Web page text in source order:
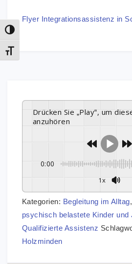
Umschalten auf hohe Kontraste
Schrift vergrößern
Drücken Sie „Play“, um diesen Inhalt
anzuhören
0:00
1x
Kategorien: Begleitung im Alltag,
psychisch belastete Kinder und
Qualifizierte Assistenz
Holzminden
Flyer Integrationsassistenz in